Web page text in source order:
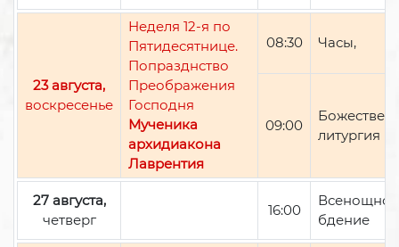
23 августа,
воскресенье
Неделя 12-я по
Пятидесятнице.
Попразднство
Преображения
Господня
Мученика
архидиакона
Лаврентия
08:30 Часы,
09:00
литургия
27 августа,
четверг
16:00
Всенощное
бдение